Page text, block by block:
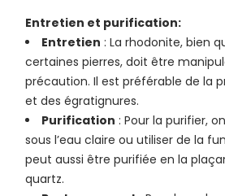
Entretien et purification:
Entretien : La rhodonite, bien
certaines pierres, doit être
précaution. Il est préférable de la
et des égratignures.
Purification : Pour la purifier,
sous l’eau claire ou utiliser de la
peut aussi être purifiée en la
quartz.